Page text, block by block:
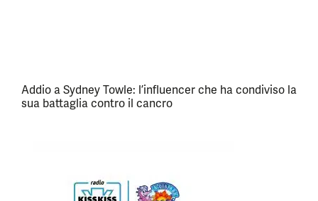
Addio a Sydney Towle: l’influencer che ha condiviso la
sua battaglia contro il cancro